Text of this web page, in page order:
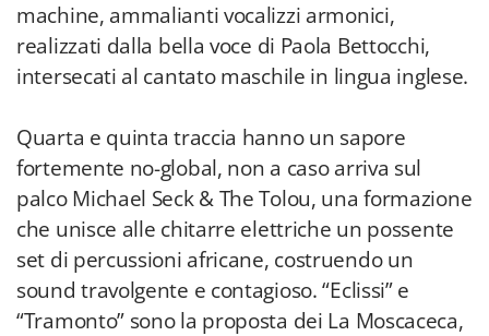
machine, ammalianti vocalizzi armonici,
realizzati dalla bella voce di Paola Bettocchi,
intersecati al cantato maschile in lingua inglese.
Quarta e quinta traccia hanno un sapore
fortemente no-global, non a caso arriva sul
palco Michael Seck & The Tolou, una formazione
che unisce alle chitarre elettriche un possente
set di percussioni africane, costruendo un
sound travolgente e contagioso. “Eclissi” e
“Tramonto” sono la proposta dei La Moscaceca,